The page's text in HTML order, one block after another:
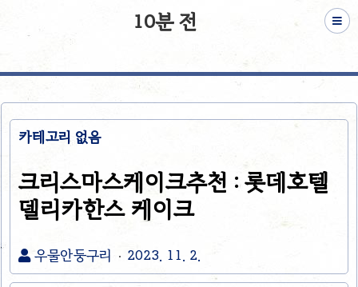
10분 전
카테고리 없음
크리스마스케이크추천 : 롯데호텔
델리카한스 케이크
우물안둥구리 2023. 11. 2.